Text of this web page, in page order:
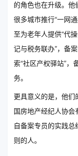
的角色也在升级。
很多城市推行“一网
至为老年人提供“代
记与税务联办”，备
索“社区产权驿站”，
务。
更具意义的是，他
国房地产经纪人协会
自备案专员的实践
则的人。